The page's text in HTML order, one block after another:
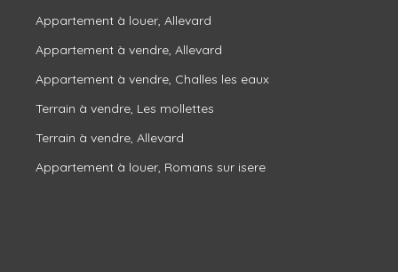
Appartement à louer, Allevard
Appartement à vendre, Allevard
Appartement à vendre, Challes les eaux
Terrain à vendre, Les mollettes
Terrain à vendre, Allevard
Appartement à louer, Romans sur isere